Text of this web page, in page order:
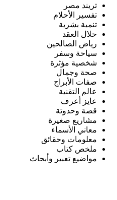
تريند مصر
تفسير الأحلام
تنمية بشرية
حلال العقد
رياض الصالحين
سياحة وسفر
شخصية مؤثرة
صحة وجمال
صفات الأبراج
عالم التقنية
عايز أعرف
قصة وحدوتة
مشاريع صغيرة
معاني الأسماء
معلومات وحقائق
ملخص كتاب
مواضيع تعبير وأبحاث